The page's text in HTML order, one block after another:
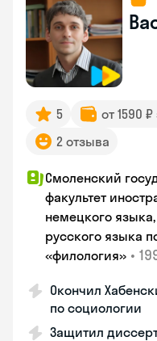
5 от 1590
2 отзыва
Смоленский
факультет
немецкого
русского языка
«филология» •
Окончил
по социологии
Защитил